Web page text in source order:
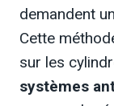
demandent
Cette
sur les
systèmes